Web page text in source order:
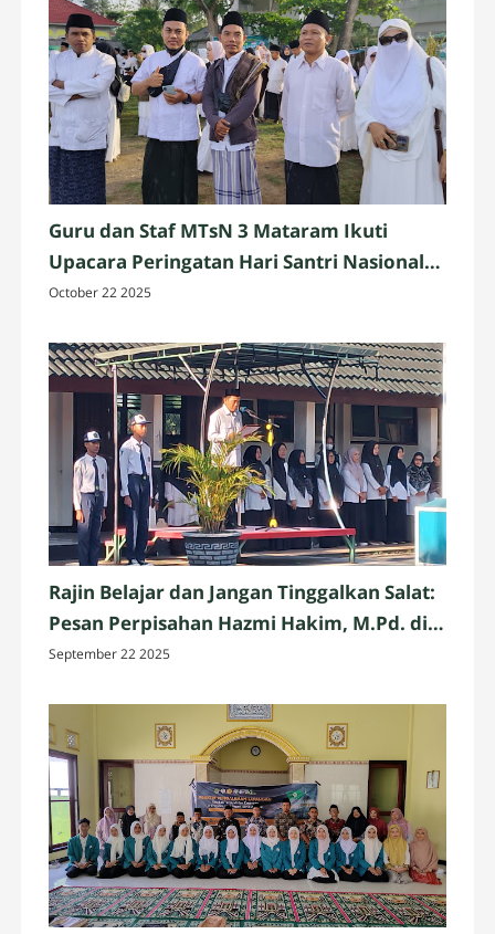
Guru dan Staf MTsN 3 Mataram Ikuti
Upacara Peringatan Hari Santri Nasional
2025 di Penujak, Lombok Tengah
October 22 2025
Rajin Belajar dan Jangan Tinggalkan Salat:
Pesan Perpisahan Hazmi Hakim, M.Pd. di
MTsN 3 Mataram
September 22 2025